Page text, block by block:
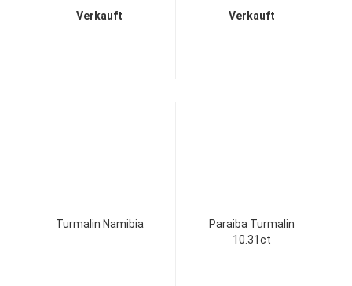
Verkauft Verkauft
Turmalin Namibia
Paraiba Turmalin
10.31ct